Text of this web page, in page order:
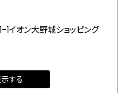
オン大野城ショッピング
する